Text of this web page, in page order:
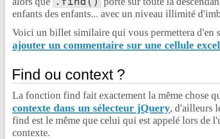
enfants des enfants... avec un niveau illimité
Voici un billet similaire qui vous permettera d'en
ajouter un commentaire sur une cellule excel
Find ou context ?
La fonction find fait exactement la même chose
contexte dans un sélecteur jQuery, d'ailleurs
find est le même que celui qui est appelé lors de
contexte.